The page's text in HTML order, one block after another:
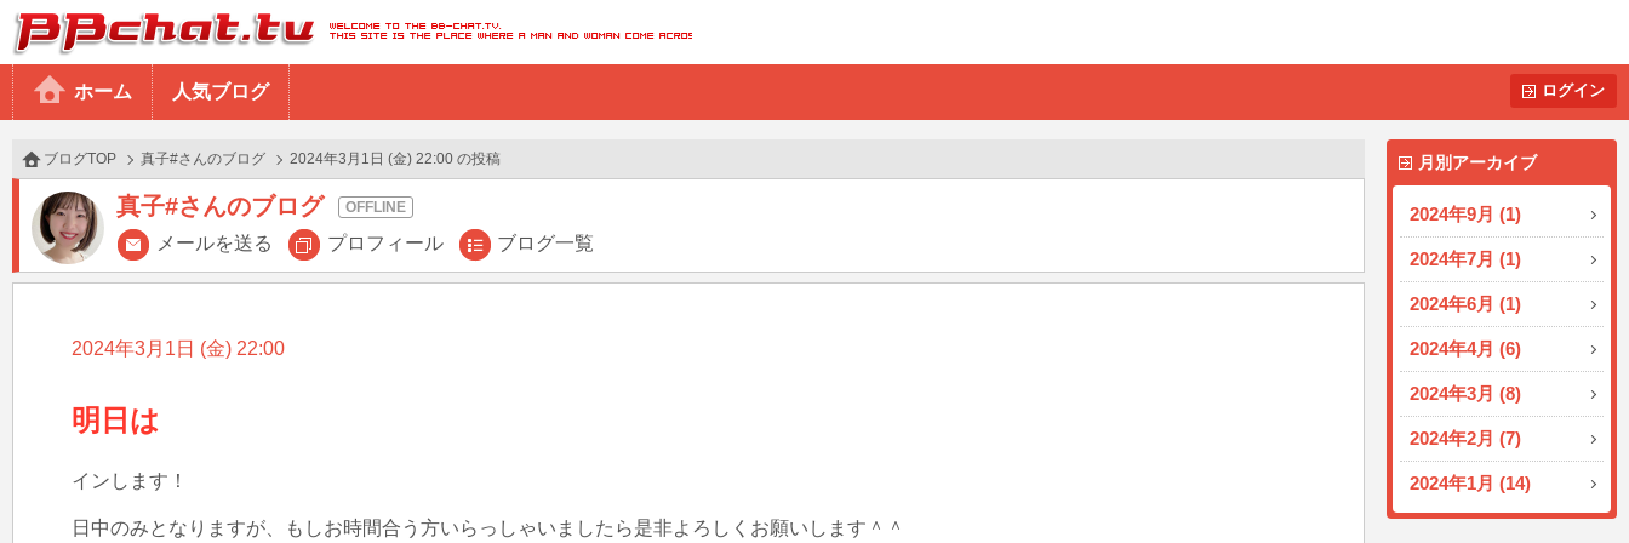
BBchatTV
ホーム 人気ブログ ログイン
月別アーカイブ
2024年9月 (1)
2024年7月 (1)
2024年6月 (1)
2024年4月 (6)
2024年3月 (8)
2024年2月 (7)
2024年1月 (14)
ブログTOP 真子#さんのブログ 2024年3月1日 (金) 22:00 の投稿
真子#さんのブログ
メールを送る プロフィール ブログ一覧
2024年3月1日 (金) 22:00
明日は
インします！
日中のみとなりますが、もしお時間合う方いらっしゃいましたら是非よろしくお願いします＾＾